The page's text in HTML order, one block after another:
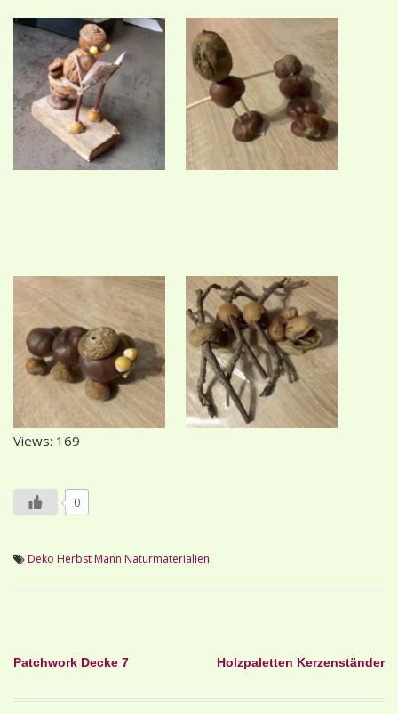
Views: 169
0
Deko HerbstMann Naturmaterialien
Beitragsnavigation
Patchwork Decke 7 Holzpaletten Kerzenständer